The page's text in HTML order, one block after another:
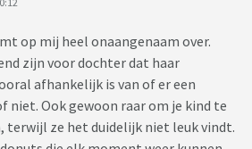
op mij heel onaangenaam over.
zijn voor dochter dat haar
afhankelijk is van of er een
niet. Ook gewoon raar om je kind te
terwijl ze het duidelijk niet leuk vindt.